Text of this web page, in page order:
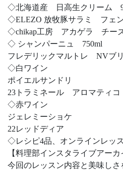
◇北海道産 日高生クリーム
◇ELEZO 放牧豚サラミ フェ
◇chikap工房 アカゲラ チー
◇ シャンパーニュ 750ml
フレデリックマルトレ NVブ
◇白ワイン
ポイエルサンドリ
23トラミネール アロマティコ
◇赤ワイン
ジェレミーショケ
22レッドディア
◇レシピ4品、オンラインレッ
【料理部インスタライブアーカ
今回のレッスン内容と美味しさ